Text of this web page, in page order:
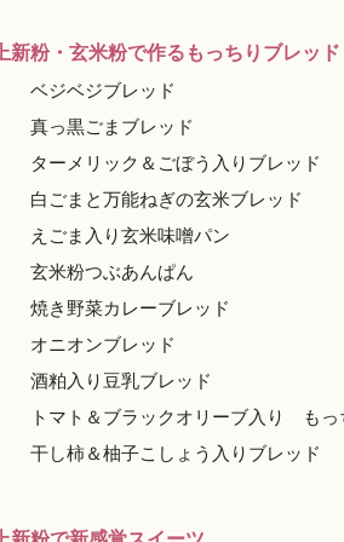
上新粉・玄米粉で作るもっちりブレッド
ベジベジブレッド
真っ黒ごまブレッド
ターメリック＆ごぼう入りブレッド
白ごまと万能ねぎの玄米ブレッド
えごま入り玄米味噌パン
玄米粉つぶあんぱん
焼き野菜カレーブレッド
オニオンブレッド
酒粕入り豆乳ブレッド
トマト＆ブラックオリーブ入り もっ
干し柿＆柚子こしょう入りブレッ